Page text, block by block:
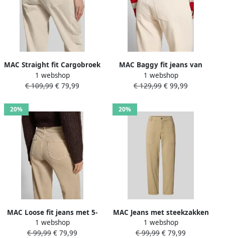
MAC Straight fit Cargobroek
van Katoenmix Model 'Ruby
2.0'
1 webshop
€ 109,99 € 79,99
MAC Baggy fit jeans van
katoenmix
1 webshop
€ 129,99 € 99,99
20%
MAC Loose fit jeans met 5-
pocketmodel
1 webshop
€ 99,99 € 79,99
20%
MAC Jeans met steekzakken
model 'WORKER'
1 webshop
€ 99,99 € 79,99